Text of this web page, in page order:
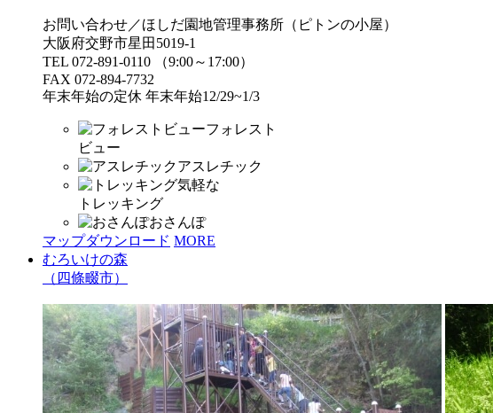
お問い合わせ／ほしだ園地管理事務所（ピトンの小屋）
大阪府交野市星田5019-1
TEL 072-891-0110 （9:00～17:00）
FAX 072-894-7732
年末年始の定休 年末年始12/29~1/3
フォレスト
ビュー
アスレチック
気軽な
トレッキング
おさんぽ
マップダウンロード MORE
むろいけの森
（四條畷市）